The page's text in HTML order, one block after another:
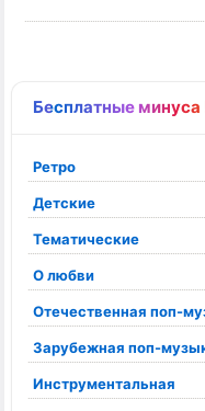
Бесплатные минуса
Ретро
Детские
Тематические
О любви
Отечественная поп-
Зарубежная поп-
Инструментальная